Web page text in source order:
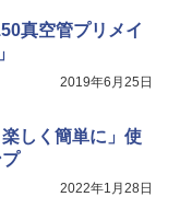
真空管プリメイ
2019年6月25日
しく簡単に」使
2022年1月28日